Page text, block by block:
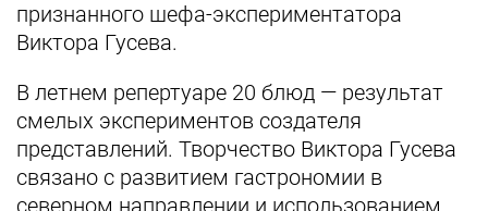
признанного шефа-экспериментатора
Виктора Гусева.
В летнем репертуаре 20 блюд — результат
смелых экспериментов создателя
представлений. Творчество Виктора Гусева
связано с развитием гастрономии в
северном направлении и использованием